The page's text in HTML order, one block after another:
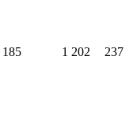
185 1 202 237